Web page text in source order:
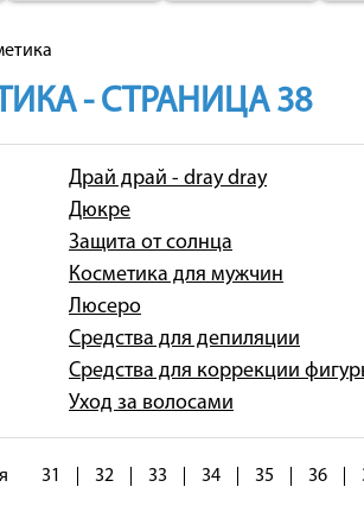
- СТРАНИЦА 38
Драй драй - dray dray
Дюкре
Защита от солнца
Косметика для мужчин
Люсеро
Средства для депиляции
Средства для коррекции
Уход за волосами
31 32 33 34 35 36